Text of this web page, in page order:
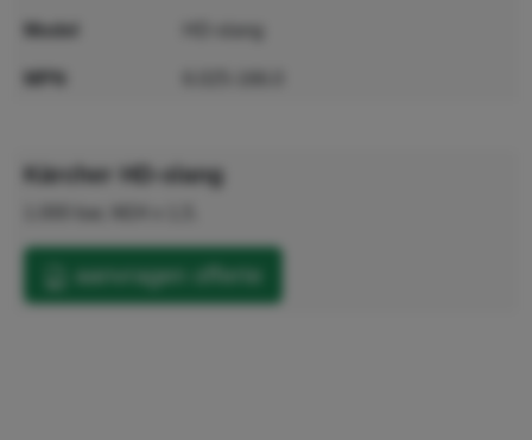
Kärcher HD-slang
aanvragen offerte